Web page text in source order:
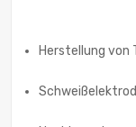
Herstellung von